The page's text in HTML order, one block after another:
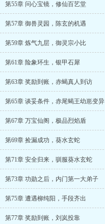
第55章 问心宝镜，修仙百艺堂
第57章 御兽灵园，陈玄的机遇
第59章 炼气九层，御灵宗小比
第61章 险象环生，银甲石犀
第63章 奖励到账，赤蝎真人到访
第65章 谈妥条件，赤尾蝎王幼崽变异
第67章 万宝仙阁，极品烈焰盾
第69章 捡漏成功，葵水玄蛇
第71章 安全归来，驯服葵水玄蛇
第73章 功勋之后，内门第一大弟子
第75章 遭遇柳纯阳，手段齐出
第77章 奖励到账，刘岚投靠